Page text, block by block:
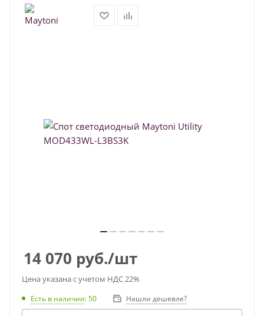
14 070 руб./шт
Цена указана с учетом НДС 22%
Есть в наличии: 50 Нашли дешевле?